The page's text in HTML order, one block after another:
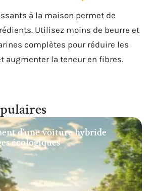
à la maison permet de
Utilisez moins de beurre et
complètes pour réduire les
augmenter la teneur en fibres.
d’une voiture hybride
écologiques